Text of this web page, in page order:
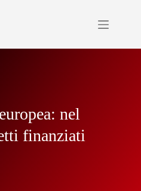
nel
finanziati